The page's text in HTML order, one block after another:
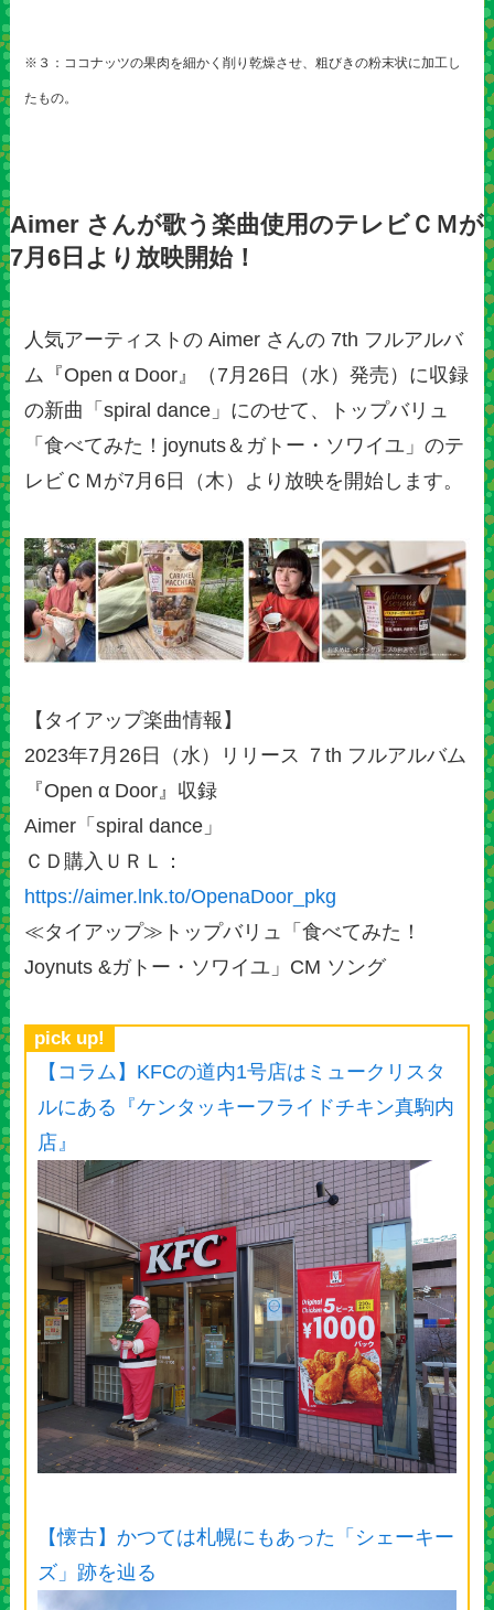
※３：ココナッツの果肉を細かく削り乾燥させ、粗びきの粉末状に加工し
たもの。
Aimer さんが歌う楽曲使用のテレビＣＭが
7月6日より放映開始！
人気アーティストの Aimer さんの 7th フルアルバ
ム『Open α Door』（7月26日（水）発売）に収録
の新曲「spiral dance」にのせて、トップバリュ
「食べてみた！joynuts＆ガトー・ソワイユ」のテ
レビＣＭが7月6日（木）より放映を開始します。
【タイアップ楽曲情報】
2023年7月26日（水）リリース ７th フルアルバム
『Open α Door』収録
Aimer「spiral dance」
ＣＤ購入ＵＲＬ：
https://aimer.lnk.to/OpenaDoor_pkg
≪タイアップ≫トップバリュ「食べてみた！
Joynuts &ガトー・ソワイユ」CM ソング
pick up!
【コラム】KFCの道内1号店はミュークリスタ
ルにある『ケンタッキーフライドチキン真駒内
店』
【懐古】かつては札幌にもあった「シェーキー
ズ」跡を辿る